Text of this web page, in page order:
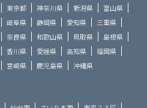
東京都 神奈川県 新潟県
富山県
岐阜県 静岡県 愛知県
三重県
奈良県 和歌山県 鳥取県
島根県
香川県 愛媛県 高知県
福岡県
宮崎県 鹿児島県 沖縄県